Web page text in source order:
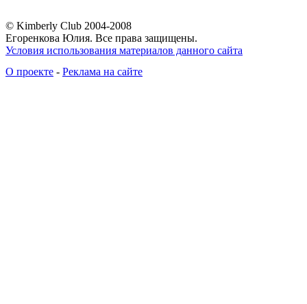
© Kimberly Club 2004-2008
Егоренкова Юлия. Все права защищены.
Условия использования материалов данного сайта
О проекте - Реклама на сайте